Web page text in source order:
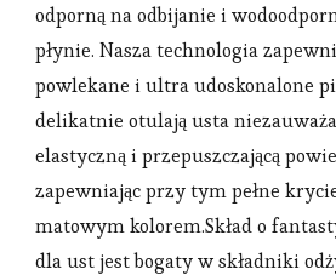
odporną na odbijanie i
płynie. Nasza technologia
powlekane i ultra udoskonalone
delikatnie otulają usta
elastyczną i przepuszczającą
zapewniając przy tym pełne
matowym kolorem.Skład o
dla ust jest bogaty w składniki